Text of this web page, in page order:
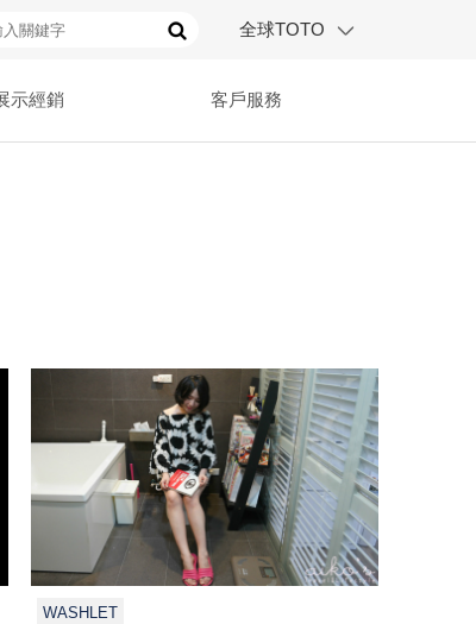
全球TOTO
示經銷 客戶服務
WASHLET